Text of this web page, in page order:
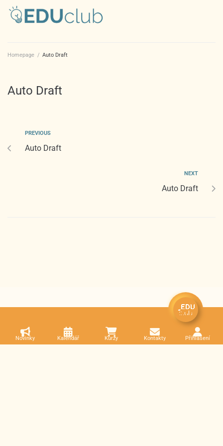
Homepage / Auto Draft
Auto Draft
PREVIOUS
Auto Draft
NEXT
Auto Draft
Novinky Kalendář Kurzy Kontakty Přihlášení